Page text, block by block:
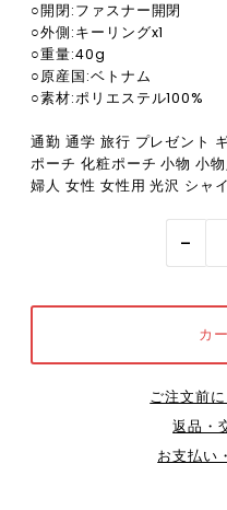
○開閉:ファスナー開閉
○外側:キーリングx1
○重量:40g
○原産国:ベトナム
○素材:ポリエステル100%
通勤 通学 旅行 プレゼント
ポーチ 化粧ポーチ 小物 小
婦人 女性 女性用 光沢 シャ
-
ご注文前
返品・
お支払い